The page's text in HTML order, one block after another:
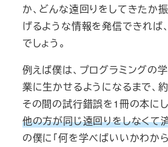
か、どんな遠回りをしてきたか
げるような情報を発信できれば
でしょう。
例えば僕は、プログラミングの
業に生かせるようになるまで、
その間の試行錯誤を1冊の本に
他の方が同じ遠回りをしなくて
の僕に「何を学べばいいかわか